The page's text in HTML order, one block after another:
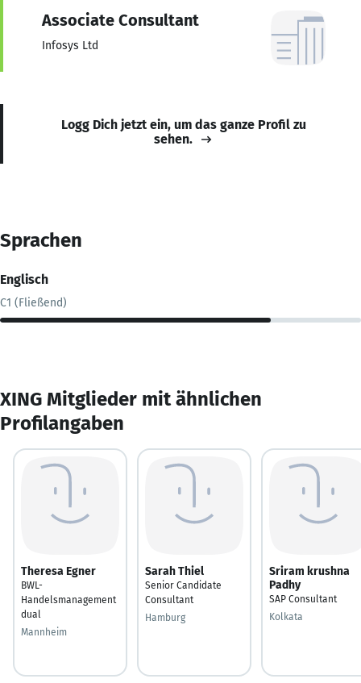
Associate Consultant
Infosys Ltd
Logg Dich jetzt ein, um das ganze Profil zu
sehen.
Sprachen
Englisch
C1 (Fließend)
XING Mitglieder mit ähnlichen
Profilangaben
Theresa Egner
BWL-
Handelsmanagement
dual
Mannheim
Sarah Thiel
Senior Candidate
Consultant
Hamburg
Sriram krushna
Padhy
SAP Consultant
Kolkata